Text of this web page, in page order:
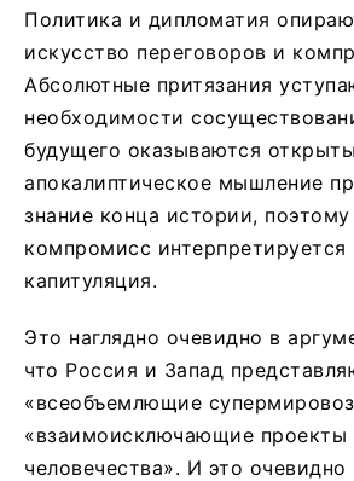
Политика и дипломатия
искусство переговоров и
Абсолютные притязания
необходимости
будущего оказываются
апокалиптическое мышление
знание конца истории,
компромисс интерпретируется
капитуляция.
Это наглядно очевидно в
что Россия и Запад
«всеобъемлющие
«взаимоисключающие проекты
человечества». И это